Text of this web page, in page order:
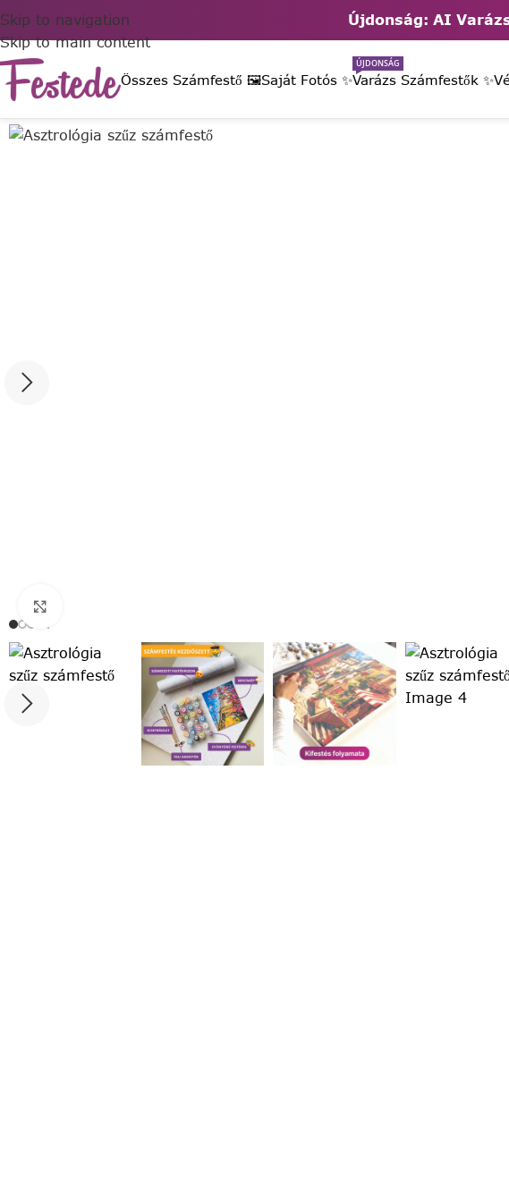
Újdonság: AI
Skip to navigation
Skip to main content
Összes Számfestő 🖼️Saját Fotós ✨Varázs Számfestők ✨
ÚJDONSÁG